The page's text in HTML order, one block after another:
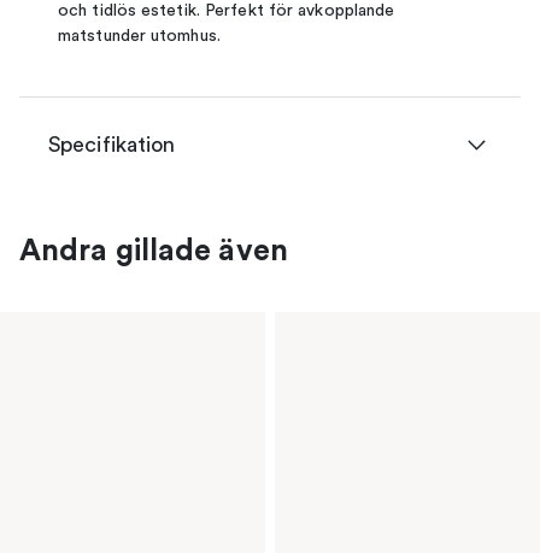
och tidlös estetik. Perfekt för avkopplande
matstunder utomhus.
Specifikation
Andra gillade även